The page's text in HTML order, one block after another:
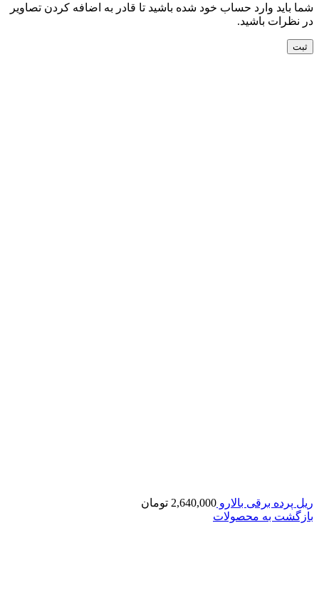
شما باید وارد حساب خود شده باشید تا قادر به اضافه کردن تصاویر
در نظرات باشید.
ریل پرده برقی بالارو 2,640,000 تومان
بازگشت به محصولات